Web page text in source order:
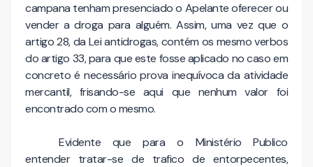
campana tenham presenciado o Apelante oferecer ou
vender a droga para alguém. Assim, uma vez que o
artigo 28, da Lei antidrogas, contém os mesmo verbos
do artigo 33, para que este fosse aplicado no caso em
concreto é necessário prova inequívoca da atividade
mercantil, frisando-se aqui que nenhum valor foi
encontrado com o mesmo.
Evidente que para o Ministério Publico
entender tratar-se de trafico de entorpecentes,